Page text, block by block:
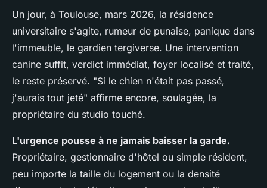
Un jour, à Toulouse, mars 2026, la résidence
universitaire s'agite, rumeur de punaise, panique dans
l'immeuble, le gardien tergiverse. Une intervention
canine suffit, verdict immédiat, foyer localisé et traité,
le reste préservé. "Si le chien n'était pas passé,
j'aurais tout jeté" affirme encore, soulagée, la
propriétaire du studio touché.
L'urgence pousse à ne jamais baisser la garde.
Propriétaire, gestionnaire d'hôtel ou simple résident,
peu importe la taille du logement ou la densité